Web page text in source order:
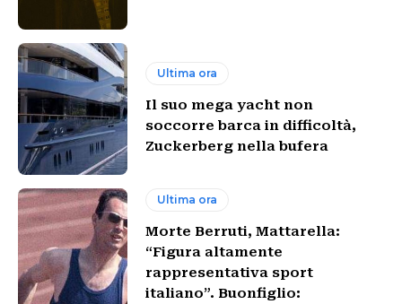
Ultima ora
Il suo mega yacht non
soccorre barca in difficoltà,
Zuckerberg nella bufera
Ultima ora
Morte Berruti, Mattarella:
“Figura altamente
rappresentativa sport
italiano”. Buonfiglio: